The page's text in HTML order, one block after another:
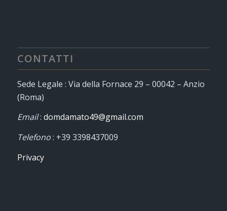
CONTATTI
Sede Legale : Via della Fornace 29 – 00042 – Anzio
(Roma)
Email: domdamato49@gmail.com
Telefono: +39 3398437009
Privacy